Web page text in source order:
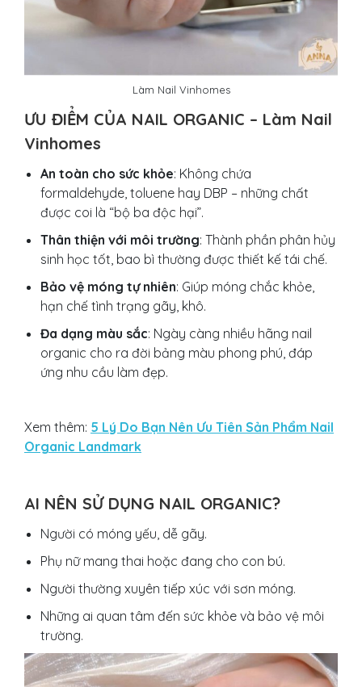
Làm Nail Vinhomes
ƯU ĐIỂM CỦA NAIL ORGANIC – Làm Nail
Vinhomes
An toàn cho sức khỏe: Không chứa
formaldehyde, toluene hay DBP – những chất
được coi là “bộ ba độc hại”.
Thân thiện với môi trường: Thành phần phân hủy
sinh học tốt, bao bì thường được thiết kế tái chế.
Bảo vệ móng tự nhiên: Giúp móng chắc khỏe,
hạn chế tình trạng gãy, khô.
Đa dạng màu sắc: Ngày càng nhiều hãng nail
organic cho ra đời bảng màu phong phú, đáp
ứng nhu cầu làm đẹp.
Xem thêm: 5 Lý Do Bạn Nên Ưu Tiên Sản Phẩm Nail
Organic Landmark
AI NÊN SỬ DỤNG NAIL ORGANIC?
Người có móng yếu, dễ gãy.
Phụ nữ mang thai hoặc đang cho con bú.
Người thường xuyên tiếp xúc với sơn móng.
Những ai quan tâm đến sức khỏe và bảo vệ môi
trường.